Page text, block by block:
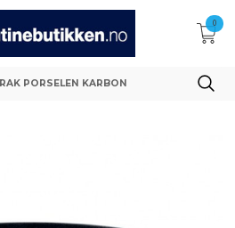
0
RAK PORSELEN KARBON